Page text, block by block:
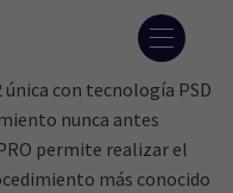
única con tecnología PSD
nunca antes
permite realizar el
más conocido